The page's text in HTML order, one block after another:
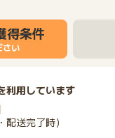
得条件
さい
利用しています
送完了時）